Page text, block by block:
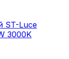
ST-Luce
3000K